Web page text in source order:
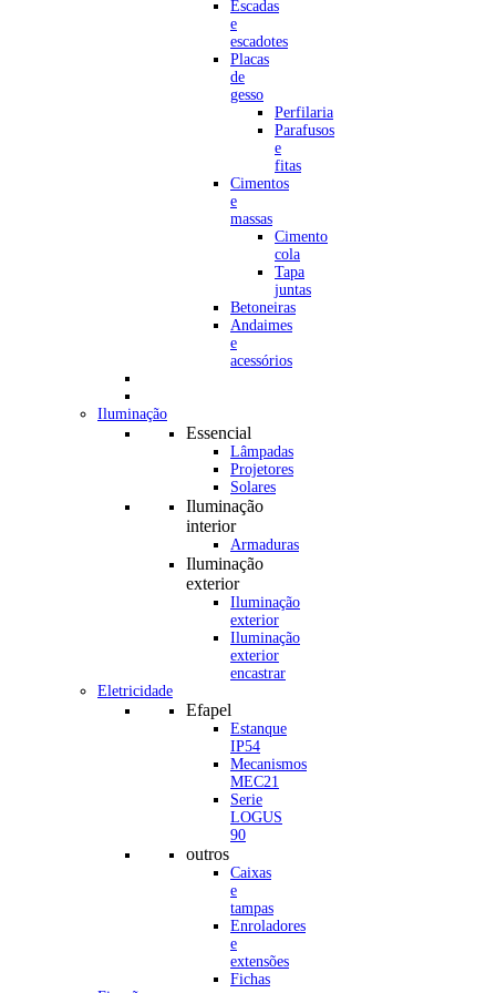
Escadas
e
escadotes
Placas
de
gesso
Perfilaria
Parafusos
e
fitas
Cimentos
e
massas
Cimento
cola
Tapa
juntas
Betoneiras
Andaimes
e
acessórios
Iluminação
Essencial
Lâmpadas
Projetores
Solares
Iluminação
interior
Armaduras
Iluminação
exterior
Iluminação
exterior
Iluminação
exterior
encastrar
Eletricidade
Efapel
Estanque
IP54
Mecanismos
MEC21
Serie
LOGUS
90
outros
Caixas
e
tampas
Enroladores
e
extensões
Fichas